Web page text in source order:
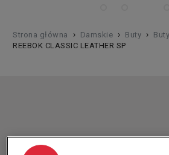
Strona główna › Damskie › Buty ›
REEBOK CLASSIC LEATHER SP